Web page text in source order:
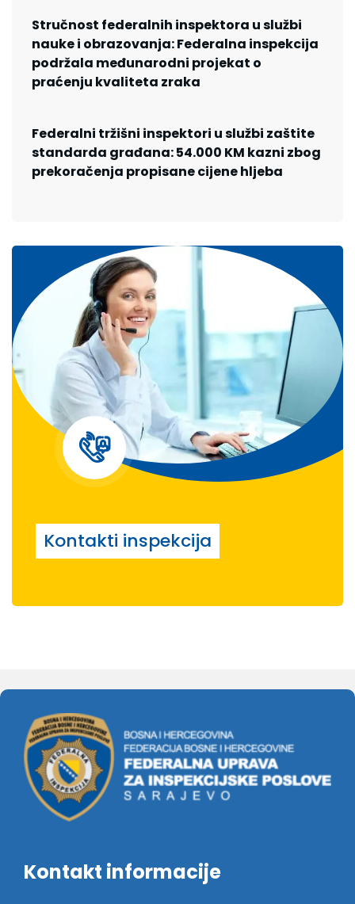
Stručnost federalnih inspektora u službi
nauke i obrazovanja: Federalna inspekcija
podržala međunarodni projekat o
praćenju kvaliteta zraka
Federalni tržišni inspektori u službi zaštite
standarda građana: 54.000 KM kazni zbog
prekoračenja propisane cijene hljeba
Kontakti inspekcija
Kontakt informacije